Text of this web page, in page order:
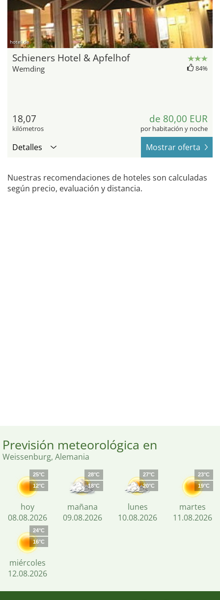
hotel.de
Schieners Hotel & Apfelhof
Wemding 84%
18,07
kilómetros
de 80,00 EUR
por habitación y noche
Detalles Mostrar oferta
Nuestras recomendaciones de hoteles son calculadas
según precio, evaluación y distancia.
Previsión meteorológica en
Weissenburg, Alemania
25°C
12°C
hoy
08.08.2026
28°C
18°C
mañana
09.08.2026
27°C
20°C
lunes
10.08.2026
23°C
19°C
martes
11.08.2026
24°C
16°C
miércoles
12.08.2026